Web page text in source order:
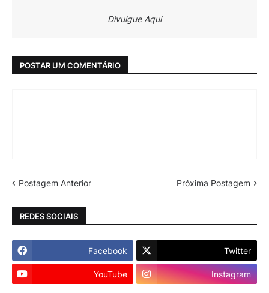
Divulgue Aqui
POSTAR UM COMENTÁRIO
Postagem Anterior Próxima Postagem
REDES SOCIAIS
Facebook Twitter
YouTube Instagram